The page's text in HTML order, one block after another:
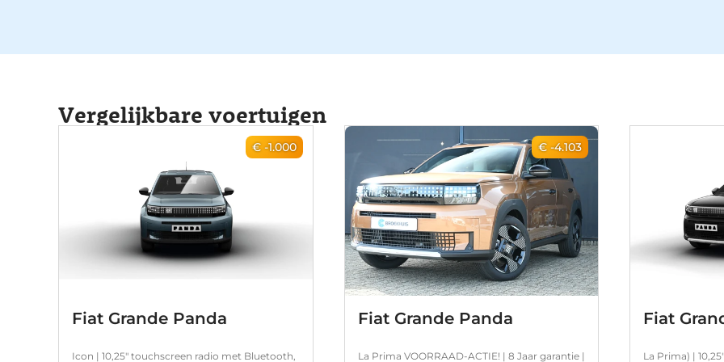
Vergelijkbare voertuigen
€ -1.000
Fiat Grande Panda
Icon | 10,25" touchscreen radio met Bluetooth,
€ -4.103
Fiat Grande Panda
La Prima VOORRAAD-ACTIE! | 8 Jaar garantie |
Fiat
La Prima) |